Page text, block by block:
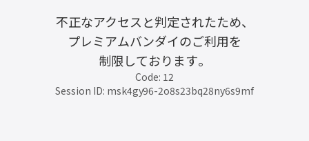
不正なアクセスと判定されたため、
プレミアムバンダイのご利用を
制限しております。
Code: 12
Session ID: msk4gy96-2o8s23bq28ny6s9mf